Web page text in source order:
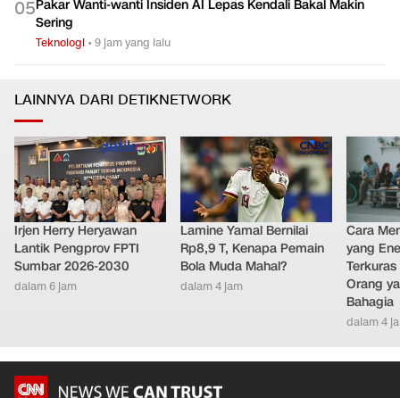
05Pakar Wanti-wanti Insiden AI Lepas Kendali Bakal Makin
Sering
Teknologi •9 jam yang lalu
LAINNYA DARI DETIKNETWORK
Irjen Herry Heryawan
Lantik Pengprov FPTI
Sumbar 2026-2030
dalam 6 jam
Lamine Yamal Bernilai
Rp8,9 T, Kenapa Pemain
Bola Muda Mahal?
dalam 4 jam
Cara
yang
Orang
Bahagia
dalam 4